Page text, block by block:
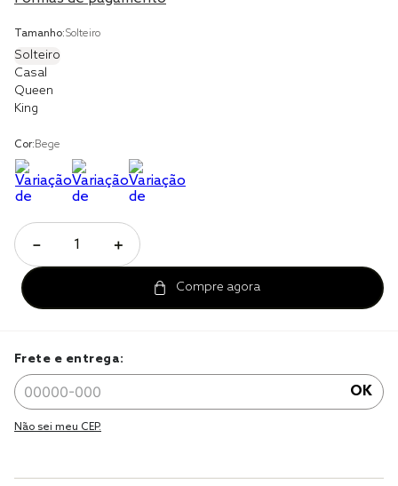
Tamanho:Solteiro
Solteiro
Casal
Queen
King
Cor:Bege
＋
－
Frete e entrega:
OK
Não sei meu CEP.
cobre leito
cobertor
jogo cama casal